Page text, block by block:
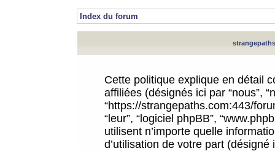
Index du forum
Cette politique explique en détail
affiliées (désignés ici par “nous”,
“https://strangepaths.com:443/
“leur”, “logiciel phpBB”,
utilisent n’importe quelle
d’utilisation de votre part (désigné